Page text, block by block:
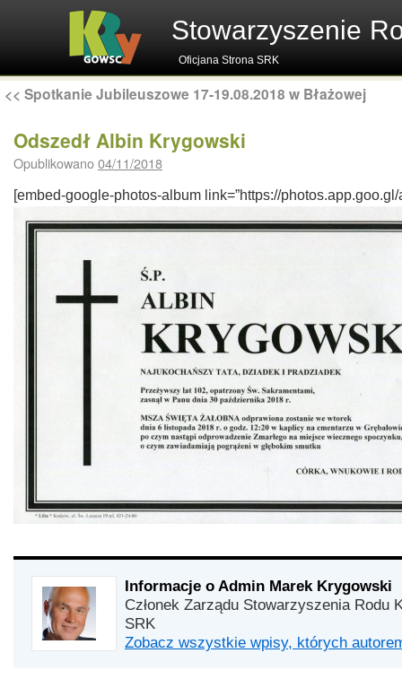
Stowarzyszenie
Oficjana Strona SRK
<< Spotkanie Jubileuszowe 17-19.08.2018 w Błażowej
Odszedł Albin Krygowski
Opublikowano04/11/2018
[embed-google-photos-album link=”https://
Informacje o Admin Marek Krygowski
Członek Zarządu Stowarzyszenia Rodu
SRK
Zobacz wszystkie wpisy, których